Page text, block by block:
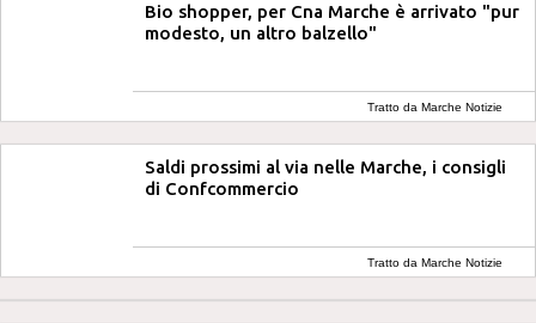
Bio shopper, per Cna Marche è arrivato "pur
modesto, un altro balzello"
Tratto da Marche Notizie
Saldi prossimi al via nelle Marche, i consigli
di Confcommercio
Tratto da Marche Notizie